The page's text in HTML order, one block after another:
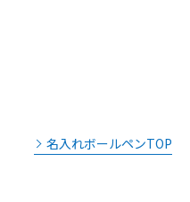
名入れボールペンTOP